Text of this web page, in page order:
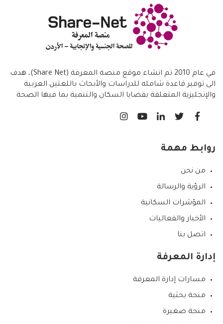
في عام 2010 تم انشاء موقع منصة المعرفة (Share Net)، هدف
الى توفير قاعدة شامله للدراسات والأبحاث باللغتين العربية
والإنجليزية المتعلقة بقضايا السكان والتنمية بما فيها الصحة
روابط مهمة
من نحن
الرؤية والرسالة
المؤشرات السكانية
الأخبار والفعاليات
اتصل بنا
إدارة المعرفة
مسارات إدارة المعرفة
منحة بحثية
منحة صغيرة